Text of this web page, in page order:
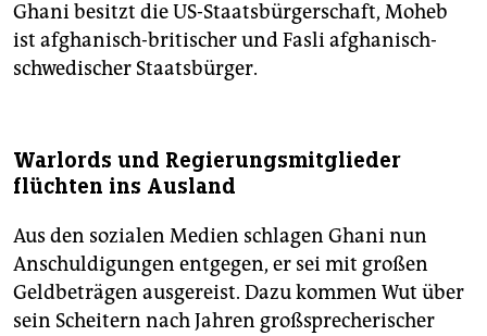
Ghani besitzt die US-Staatsbürgerschaft, Moheb
ist afghanisch-britischer und Fasli afghanisch-
schwedischer Staatsbürger.
Warlords und Regierungsmitglieder
flüchten ins Ausland
Aus den sozialen Medien schlagen Ghani nun
Anschuldigungen entgegen, er sei mit großen
Geldbeträgen ausgereist. Dazu kommen Wut über
sein Scheitern nach Jahren großsprecherischer